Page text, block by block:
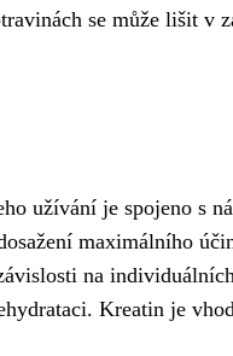
se může lišit v
užívání je spojeno s
maximálního
na
Kreatin je